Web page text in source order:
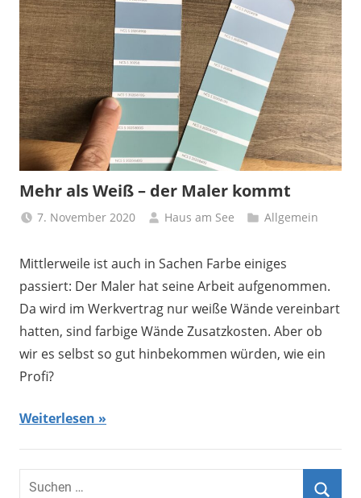
Mehr als Weiß – der Maler kommt
7. November 2020 Haus am See Allgemein
Mittlerweile ist auch in Sachen Farbe einiges
passiert: Der Maler hat seine Arbeit aufgenommen.
Da wird im Werkvertrag nur weiße Wände vereinbart
hatten, sind farbige Wände Zusatzkosten. Aber ob
wir es selbst so gut hinbekommen würden, wie ein
Profi?
Weiterlesen